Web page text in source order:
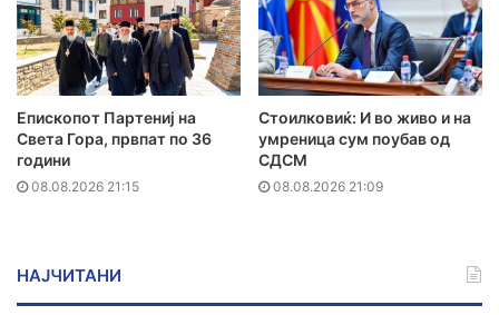
Епископот Партениј на
Света Гора, првпат по 36
години
08.08.2026 21:15
Стоилковиќ: И во живо и на
умреница сум поубав од
СДСМ
08.08.2026 21:09
НАЈЧИТАНИ